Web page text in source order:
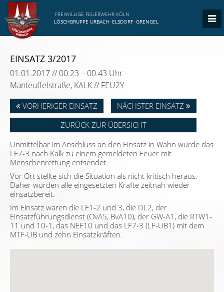
FREIWILLIGE FEUERWEHR KÖLN
LÖSCHGRUPPE URBACH· ELSDORF· GRENGEL
EINSATZ 3/2017
01.01.2017 // 00.23 – 00.43 Uhr
Manteuffelstraße, KALK // FEU2Y
VORHERIGER EINSATZ
NÄCHSTER EINSATZ
ZURÜCK ZUR ÜBERSICHT
Unmittelbar im Anschluss an den Einsatz in Wahn wurde das
LF7-3 nach Kalk zu einem gemeldeten Feuer mit
Menschenrettung entsendet.
Vor Ort stellte sich die Situation als nicht kritisch heraus.
Daher wurden alle eingesetzten Kräfte zeitnah wieder
einsatzbereit.
Im Einsatz waren die LF1-2 und 3, die DL2, der
Einsatzführungsdienst (OvA5, BvA10), der GW-A1, die RTW1-
11 und 10-1, das NEF10 und das LF7-3 (LF-UB1) mit dem
MTF-UB und zehn Einsatzkräften.